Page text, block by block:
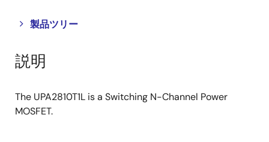
製品ツリー
Close
tree
menu
Open
tree
menu
説明
The UPA2810T1L is a Switching N-Channel Power
MOSFET.